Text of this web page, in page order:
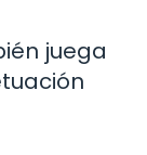
juega